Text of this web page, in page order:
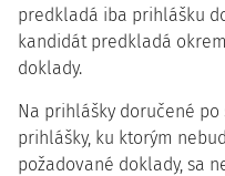
predkladá iba prihlášku
kandidát predkladá
doklady.
Na prihlášky doručené
prihlášky, ku ktorým
požadované doklady, sa